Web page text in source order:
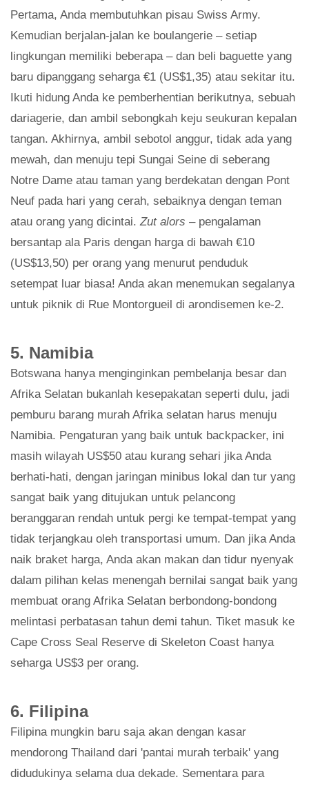
Pertama, Anda membutuhkan pisau Swiss Army.
Kemudian berjalan-jalan ke boulangerie – setiap
lingkungan memiliki beberapa – dan beli baguette yang
baru dipanggang seharga €1 (US$1,35) atau sekitar itu.
Ikuti hidung Anda ke pemberhentian berikutnya, sebuah
dariagerie, dan ambil sebongkah keju seukuran kepalan
tangan. Akhirnya, ambil sebotol anggur, tidak ada yang
mewah, dan menuju tepi Sungai Seine di seberang
Notre Dame atau taman yang berdekatan dengan Pont
Neuf pada hari yang cerah, sebaiknya dengan teman
atau orang yang dicintai.Zut alors – pengalaman
bersantap ala Paris dengan harga di bawah €10
(US$13,50) per orang yang menurut penduduk
setempat luar biasa! Anda akan menemukan segalanya
untuk piknik di Rue Montorgueil di arondisemen ke-2.
5. Namibia
Botswana hanya menginginkan pembelanja besar dan
Afrika Selatan bukanlah kesepakatan seperti dulu, jadi
pemburu barang murah Afrika selatan harus menuju
Namibia. Pengaturan yang baik untuk backpacker, ini
masih wilayah US$50 atau kurang sehari jika Anda
berhati-hati, dengan jaringan minibus lokal dan tur yang
sangat baik yang ditujukan untuk pelancong
beranggaran rendah untuk pergi ke tempat-tempat yang
tidak terjangkau oleh transportasi umum. Dan jika Anda
naik braket harga, Anda akan makan dan tidur nyenyak
dalam pilihan kelas menengah bernilai sangat baik yang
membuat orang Afrika Selatan berbondong-bondong
melintasi perbatasan tahun demi tahun. Tiket masuk ke
Cape Cross Seal Reserve di Skeleton Coast hanya
seharga US$3 per orang.
6. Filipina
Filipina mungkin baru saja akan dengan kasar
mendorong Thailand dari 'pantai murah terbaik' yang
didudukinya selama dua dekade. Sementara para